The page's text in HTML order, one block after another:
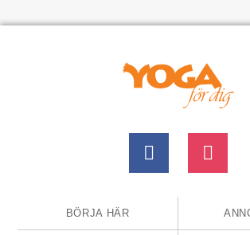
BÖRJA HÄR